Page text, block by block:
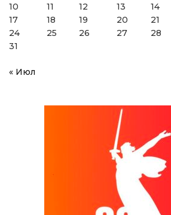
10
11 12 13 14
17
18 19 20 21
24
25 26 27 28
31
« Июл